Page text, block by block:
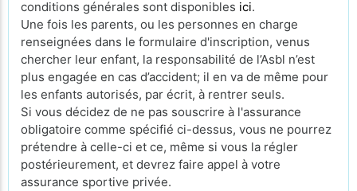
conditions générales sont disponibles ici.
Une fois les parents, ou les personnes en charge
renseignées dans le formulaire d'inscription, venus
chercher leur enfant, la responsabilité de l’Asbl n’est
plus engagée en cas d’accident; il en va de même pour
les enfants autorisés, par écrit, à rentrer seuls.
Si vous décidez de ne pas souscrire à l'assurance
obligatoire comme spécifié ci-dessus, vous ne pourrez
prétendre à celle-ci et ce, même si vous la régler
postérieurement, et devrez faire appel à votre
assurance sportive privée.